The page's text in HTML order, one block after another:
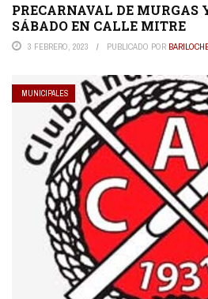
PRECARNAVAL DE MURGAS
SÁBADO EN CALLE MITRE
3 FEBRERO, 2023 PUBLICADO POR
MUNICIPALES